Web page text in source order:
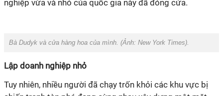
nghiệp vừa và nhỏ của quốc gia này đã đóng cửa.
Bà Dudyk và cửa hàng hoa của mình. (Ảnh: New York Times).
Lập doanh nghiệp nhỏ
Tuy nhiên, nhiều người đã chạy trốn khỏi các khu vực bị